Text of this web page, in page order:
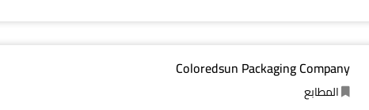
Coloredsun Packaging Company
المطابع